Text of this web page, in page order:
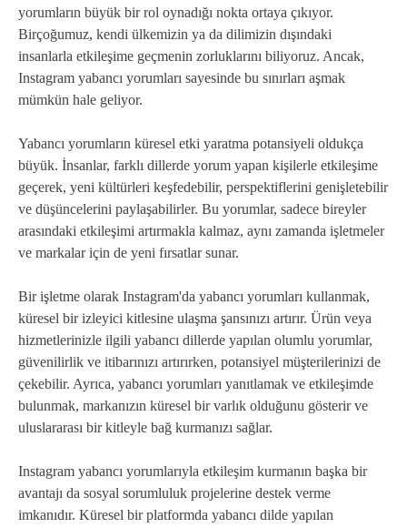
yorumların büyük bir rol oynadığı nokta ortaya çıkıyor.
Birçoğumuz, kendi ülkemizin ya da dilimizin dışındaki
insanlarla etkileşime geçmenin zorluklarını biliyoruz. Ancak,
Instagram yabancı yorumları sayesinde bu sınırları aşmak
mümkün hale geliyor.
Yabancı yorumların küresel etki yaratma potansiyeli oldukça
büyük. İnsanlar, farklı dillerde yorum yapan kişilerle etkileşime
geçerek, yeni kültürleri keşfedebilir, perspektiflerini genişletebilir
ve düşüncelerini paylaşabilirler. Bu yorumlar, sadece bireyler
arasındaki etkileşimi artırmakla kalmaz, aynı zamanda işletmeler
ve markalar için de yeni fırsatlar sunar.
Bir işletme olarak Instagram'da yabancı yorumları kullanmak,
küresel bir izleyici kitlesine ulaşma şansınızı artırır. Ürün veya
hizmetlerinizle ilgili yabancı dillerde yapılan olumlu yorumlar,
güvenilirlik ve itibarınızı artırırken, potansiyel müşterilerinizi de
çekebilir. Ayrıca, yabancı yorumları yanıtlamak ve etkileşimde
bulunmak, markanızın küresel bir varlık olduğunu gösterir ve
uluslararası bir kitleyle bağ kurmanızı sağlar.
Instagram yabancı yorumlarıyla etkileşim kurmanın başka bir
avantajı da sosyal sorumluluk projelerine destek verme
imkanıdır. Küresel bir platformda yabancı dilde yapılan